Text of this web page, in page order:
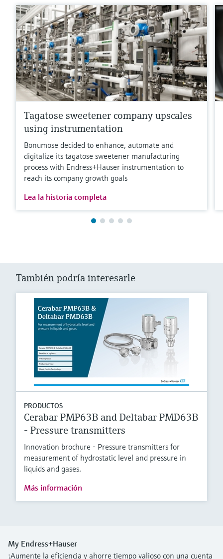
Tagatose sweetener company upscales
using instrumentation
Bonumose decided to enhance, automate and
digitalize its tagatose sweetener manufacturing
process with Endress+Hauser instrumentation to
reach its company growth goals
Lea la historia completa
También podría interesarle
PRODUCTOS
Cerabar PMP63B and Deltabar PMD63B
- Pressure transmitters
Innovation brochure - Pressure transmitters for
measurement of hydrostatic level and pressure in
liquids and gases.
Más información
My Endress+Hauser
¡Aumente la eficiencia y ahorre tiempo valioso con una cuenta